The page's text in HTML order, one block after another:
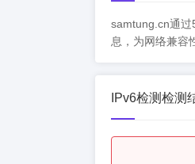
samtung.cn通过
息，为网络兼容
IPv6检测检测